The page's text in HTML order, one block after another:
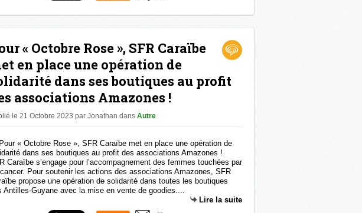
« Octobre Rose », SFR Caraïbe
en place une opération de
dans ses boutiques au profit
associations Amazones !
le 21 Octobre 2023 par Jonathan dans Autre
Caraïbe s’engage pour l’accompagnement des femmes touchées par
Pour soutenir les actions des associations Amazones, SFR
propose une opération de solidarité dans toutes les boutiques
Antilles-Guyane avec la mise en vente de goodies....
Lire la suite